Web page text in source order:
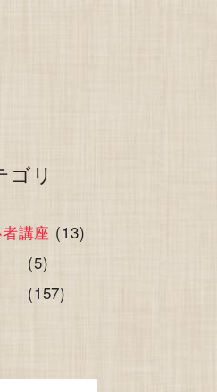
ゴリ
講座 (13)
(5)
(157)